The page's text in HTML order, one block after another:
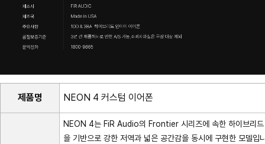
제품명 NEON 4 커스텀 이어폰
NEON 4는 FiR Audio의 Frontier 시리즈에 속한 하이브리
을 기반으로 강한 저역과 넓은 공간감을 동시에 구현한 모델